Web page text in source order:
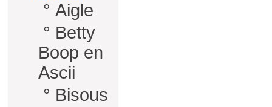
° Aigle
° Betty
Boop en
Ascii
° Bisous